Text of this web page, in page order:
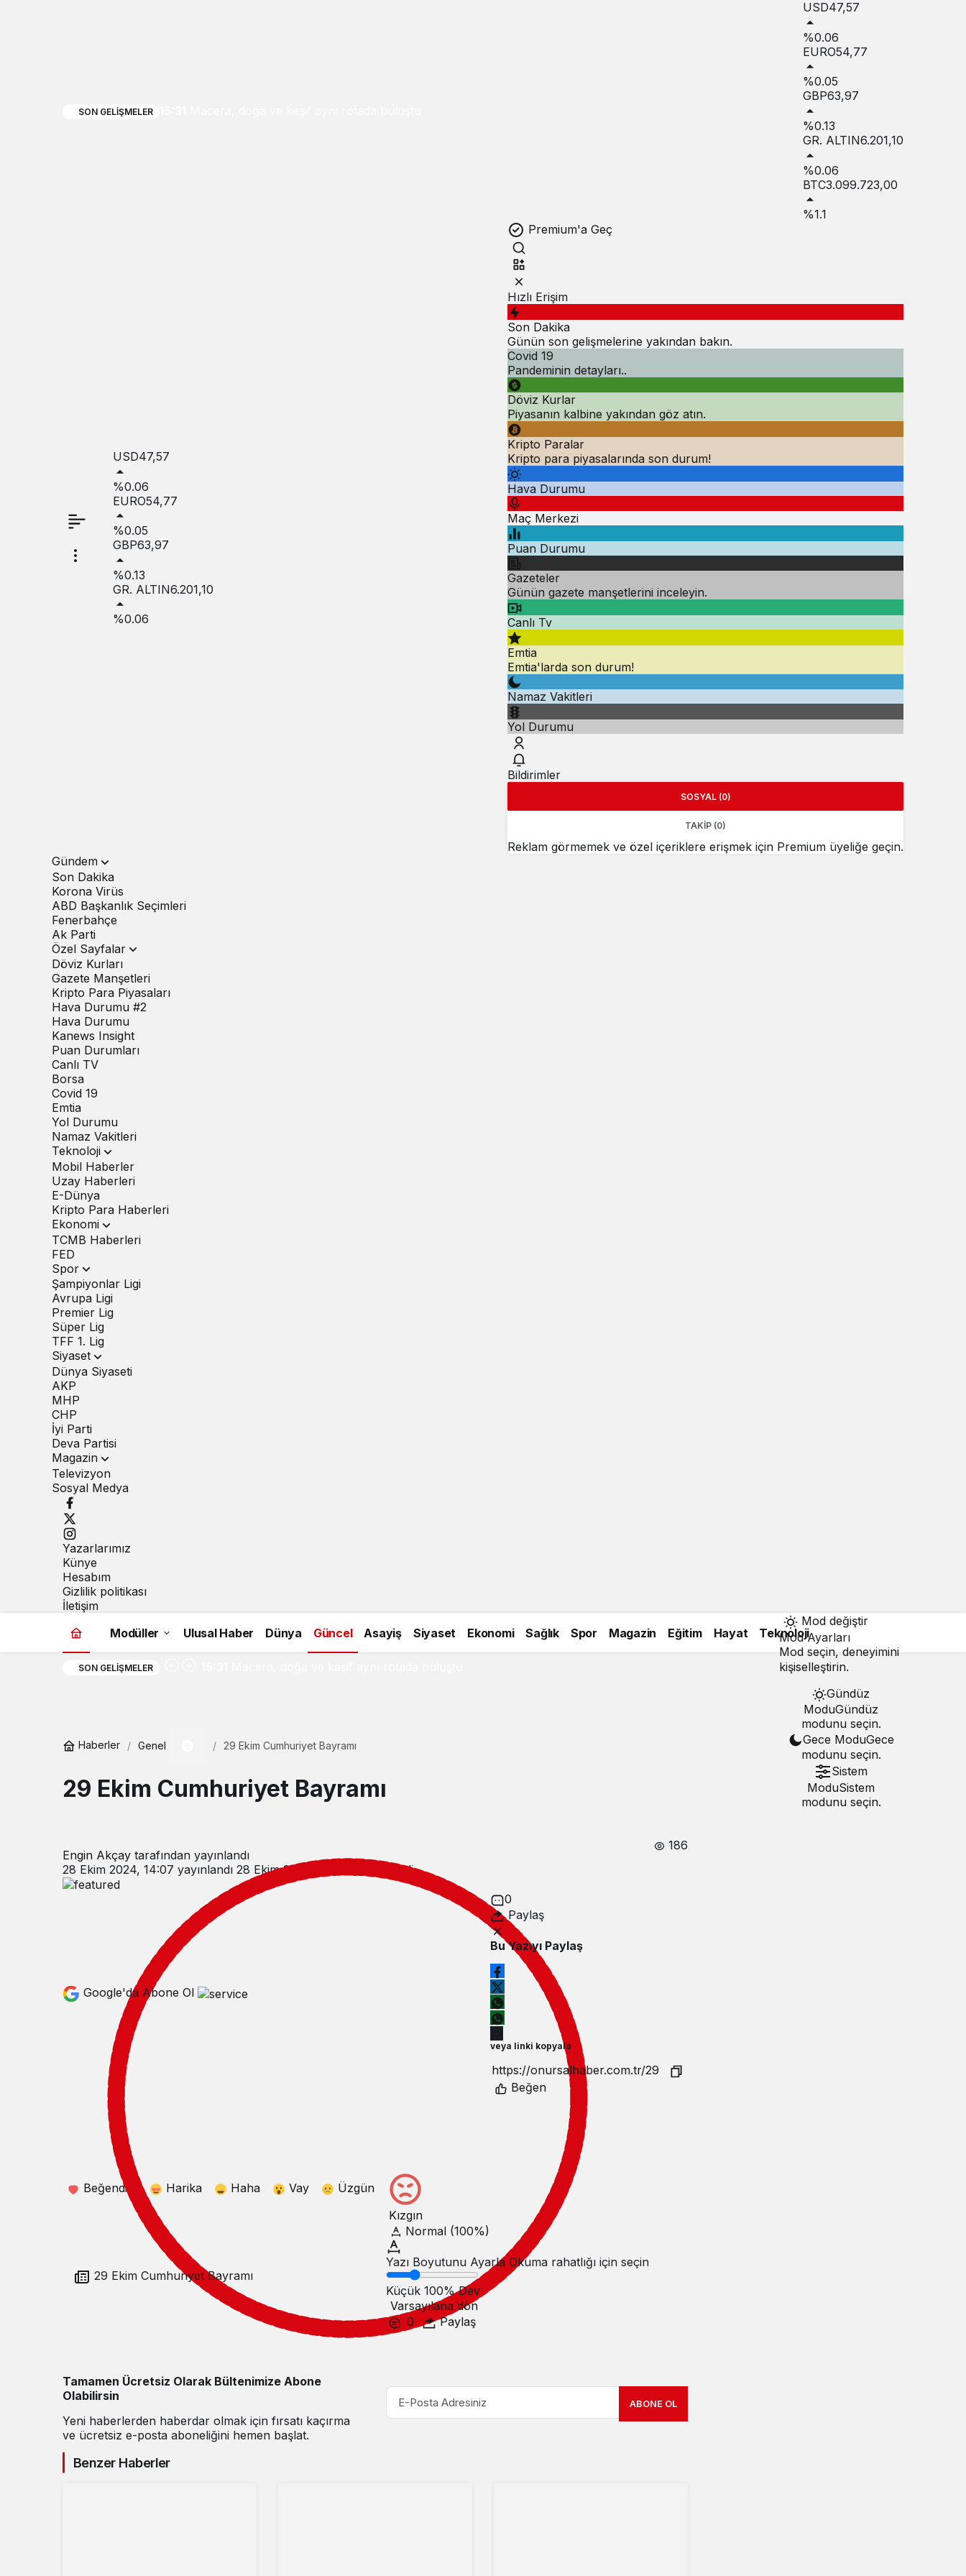
SON GELIŞMELER
USD47,57
%0.06
EURO54,77
%0.05
GBP63,97
%0.13
GR. ALTIN6.201,10
%0.06
BTC3.099.723,00
%1.1
USD47,57
%0.06
EURO54,77
%0.05
GBP63,97
%0.13
GR. ALTIN6.201,10
%0.06
Premium'a Geç
Hızlı Erişim
Son Dakika
Günün son gelişmelerine yakından bakın.
Covid 19
Pandeminin detayları..
Döviz Kurlar
Piyasanın kalbine yakından göz atın.
Kripto Paralar
Kripto para piyasalarında son durum!
Hava Durumu
Maç Merkezi
Puan Durumu
Gazeteler
Günün gazete manşetlerini inceleyin.
Canlı Tv
Emtia
Emtia'larda son durum!
Namaz Vakitleri
Yol Durumu
Bildirimler
SOSYAL (0)
TAKIP (0)
Reklam görmemek ve özel içeriklere erişmek için Premium üyeliğe geçin.
Gündem
Son Dakika
Korona Virüs
ABD Başkanlık Seçimleri
Fenerbahçe
Ak Parti
Özel Sayfalar
Döviz Kurları
Gazete Manşetleri
Kripto Para Piyasaları
Hava Durumu #2
Hava Durumu
Kanews Insight
Puan Durumları
Canlı TV
Borsa
Covid 19
Emtia
Yol Durumu
Namaz Vakitleri
Teknoloji
Mobil Haberler
Uzay Haberleri
E-Dünya
Kripto Para Haberleri
Ekonomi
TCMB Haberleri
FED
Spor
Şampiyonlar Ligi
Avrupa Ligi
Premier Lig
Süper Lig
TFF 1. Lig
Siyaset
Dünya Siyaseti
AKP
MHP
CHP
İyi Parti
Deva Partisi
Magazin
Televizyon
Sosyal Medya
Yazarlarımız
Künye
Hesabım
Gizlilik politikası
İletişim
Modüller
Ulusal Haber Dünya Güncel Asayiş Siyaset Ekonomi Sağlık Spor Magazin Eğitim Hayat Teknoloji
Mod değiştir
Mod Ayarları
Mod seçin, deneyimini
kişiselleştirin.
Gündüz
ModuGündüz
modunu seçin.
Gece ModuGece
modunu seçin.
Sistem
ModuSistem
modunu seçin.
SON GELIŞMELER
Haberler Genel 29 Ekim Cumhuriyet Bayramı
29 Ekim Cumhuriyet Bayramı
Engin Akçay tarafından yayınlandı
28 Ekim 2024, 14:07 yayınlandı 28 Ekim 2024, 14:07 güncellendi
186
Google'da Abone Ol
0
Paylaş
Bu Yazıyı Paylaş
veya linki kopyala
Beğen
Beğendim Harika Haha Vay
Üzgün
Kızgın
29 Ekim Cumhuriyet Bayramı
Normal (100%)
Yazı Boyutunu Ayarla Okuma rahatlığı için seçin
Küçük 100% Dev
Varsayılana dön
0
Paylaş
Tamamen Ücretsiz Olarak Bültenimize Abone
Olabilirsin
Yeni haberlerden haberdar olmak için fırsatı kaçırma
ve ücretsiz e-posta aboneliğini hemen başlat.
ABONE OL
Benzer Haberler